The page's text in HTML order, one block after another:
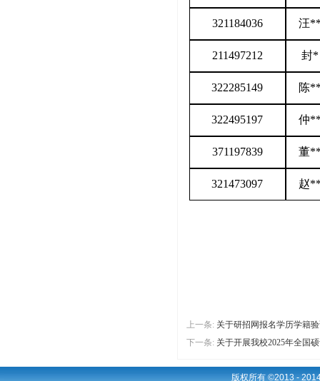
321184036 汪
211497212 封*
322285149 陈
322495197 仲
371197839 董
321473097 赵
上一条: 关于研招网报名学历学籍
下一条: 关于开展我校2025年全国
版权所有 ©2013 -